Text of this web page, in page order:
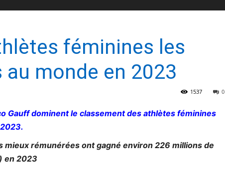
féminines les
au monde en 2023
0
1537
Gauff dominent le classement des athlètes féminines
mieux rémunérées ont gagné environ 226 millions de
en 2023